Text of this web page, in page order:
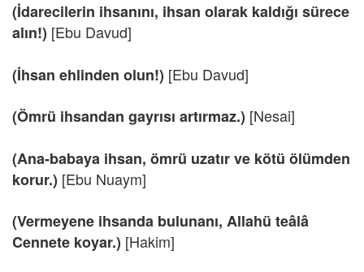
(İdarecilerin ihsanını, ihsan olarak kaldığı sürece
alın!) [Ebu Davud]
(İhsan ehlinden olun!) [Ebu Davud]
(Ömrü ihsandan gayrısı artırmaz.) [Nesai]
(Ana-babaya ihsan, ömrü uzatır ve kötü ölümden
korur.) [Ebu Nuaym]
(Vermeyene ihsanda bulunanı, Allahü teâlâ
Cennete koyar.) [Hakim]